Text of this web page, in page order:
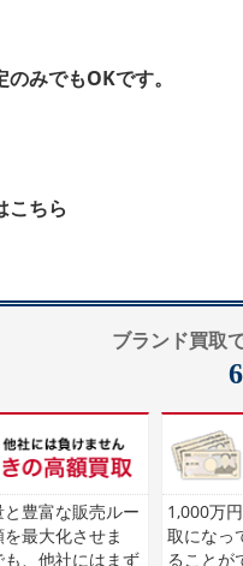
みでもOKです。
こちら
ブランド買取
豊富な販売ルー
最大化させま
、他社にはまず
1,000万
取になっ
ることが